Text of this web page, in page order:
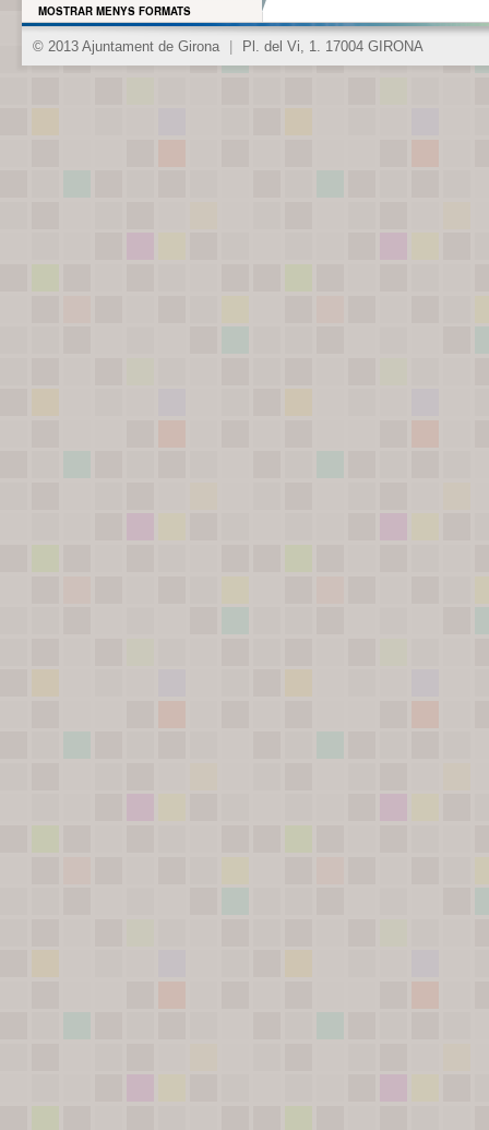
MOSTRAR MENYS FORMATS
© 2013 Ajuntament de Girona Pl. del Vi, 1. 17004 GIRONA